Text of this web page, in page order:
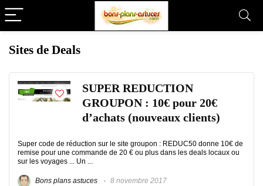
Sites de Deals
SUPER REDUCTION
GROUPON : 10€ pour 20€
d’achats (nouveaux clients)
Super code de réduction sur le site groupon : REDUC50 donne 10€ de
remise pour une commande de 20 € ou plus dans les deals locaux ou
sur les voyages ... Un ...
Bons plans astuces 8 novembre 2017